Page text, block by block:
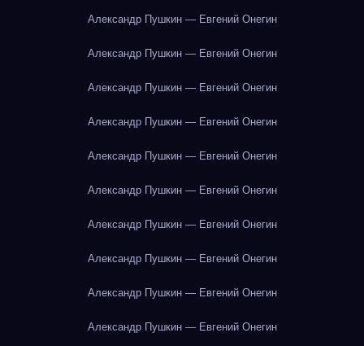
Александр Пушкин — Евгений Онегин
Александр Пушкин — Евгений Онегин
Александр Пушкин — Евгений Онегин
Александр Пушкин — Евгений Онегин
Александр Пушкин — Евгений Онегин
Александр Пушкин — Евгений Онегин
Александр Пушкин — Евгений Онегин
Александр Пушкин — Евгений Онегин
Александр Пушкин — Евгений Онегин
Александр Пушкин — Евгений Онегин